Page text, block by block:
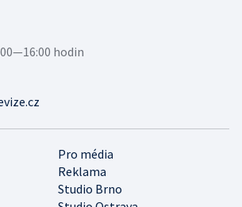
Pro média
Reklama
Studio Brno
hodin